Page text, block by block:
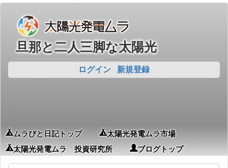
旦那と二人三脚な太陽光
ログイン 新規登録
ムラびと日記トップ
太陽光発電ムラ市場
太陽光発電ムラ 投資研究所
ブログトップ